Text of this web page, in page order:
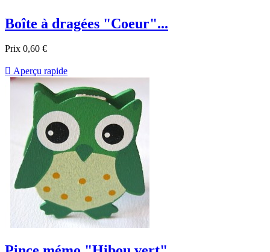
Boîte à dragées "Coeur"...
Prix 0,60 €
 Aperçu rapide